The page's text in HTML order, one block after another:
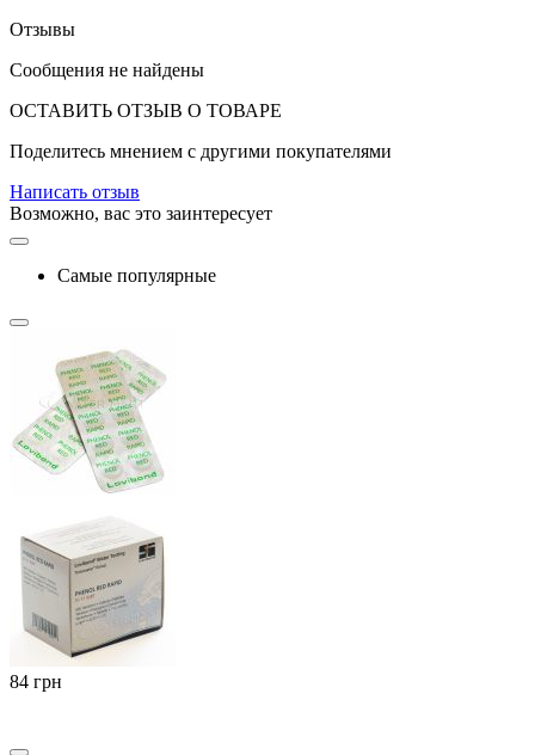
Отзывы
Сообщения не найдены
ОСТАВИТЬ ОТЗЫВ О ТОВАРЕ
Поделитесь мнением с другими покупателями
Написать отзыв
Возможно, вас это заинтересует
Самые популярные
‍84‍ грн